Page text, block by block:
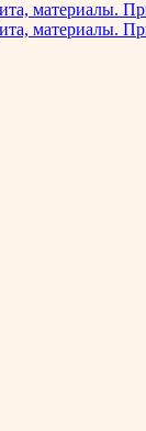
материалы.
материалы.